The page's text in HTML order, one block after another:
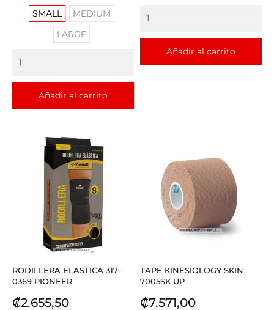
SMALL
MEDIUM
LARGE
Añadir al carrito
Añadir al carrito
RODILLERA ELASTICA 317-
0369 PIONEER
Precio
₡2.655,50
TAPE KINESIOLOGY SKIN
7005SK UP
Precio
₡7.571,00